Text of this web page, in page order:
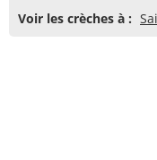
Voir les crèches à :